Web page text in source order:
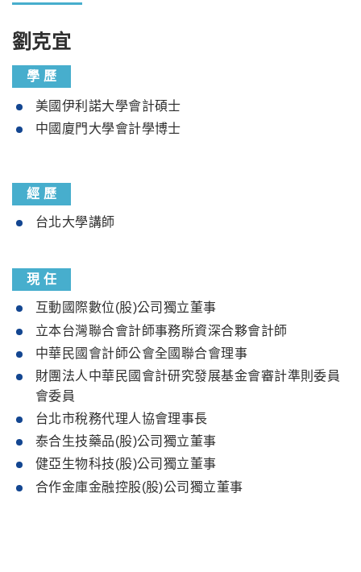
劉克宜
學 歷
美國伊利諾大學會計碩士
中國廈門大學會計學博士
經 歷
台北大學講師
現 任
互動國際數位(股)公司獨立董事
立本台灣聯合會計師事務所資深合夥會計師
中華民國會計師公會全國聯合會理事
財團法人中華民國會計研究發展基金會審計準則委員
會委員
台北市稅務代理人協會理事長
泰合生技藥品(股)公司獨立董事
健亞生物科技(股)公司獨立董事
合作金庫金融控股(股)公司獨立董事